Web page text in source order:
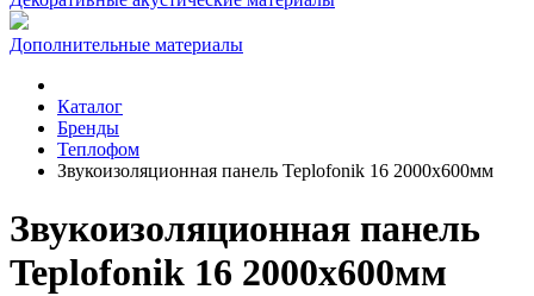
Дополнительные материалы
Каталог
Бренды
Теплофом
Звукоизоляционная панель Teplofonik 16 2000х600мм
Звукоизоляционная панель
Teplofonik 16 2000х600мм